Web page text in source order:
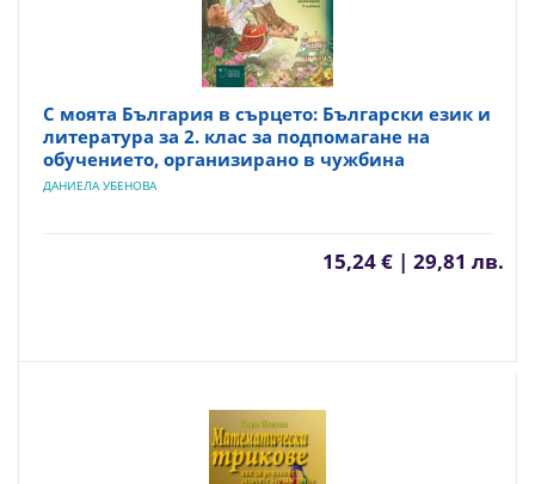
С моята България в сърцето: Български език и
литература за 2. клас за подпомагане на
обучението, организирано в чужбина
ДАНИЕЛА УБЕНОВА
15,24 € | 29,81 лв.